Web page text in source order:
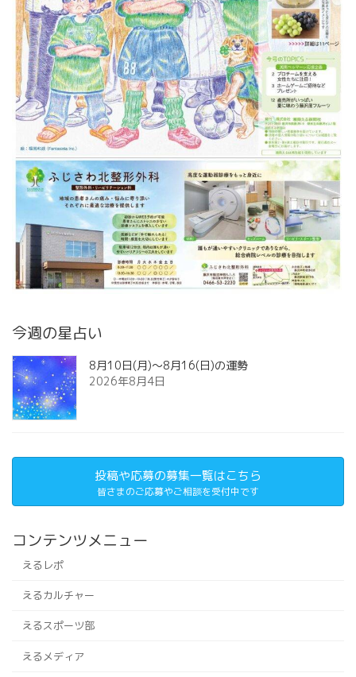
今週の星占い
8月10日(月)～8月16(日)の運勢
2026年8月4日
投稿や応募の募集一覧はこちら
皆さまのご応募やご相談を受付中です
コンテンツメニュー
えるレポ
えるカルチャー
えるスポーツ部
えるメディア